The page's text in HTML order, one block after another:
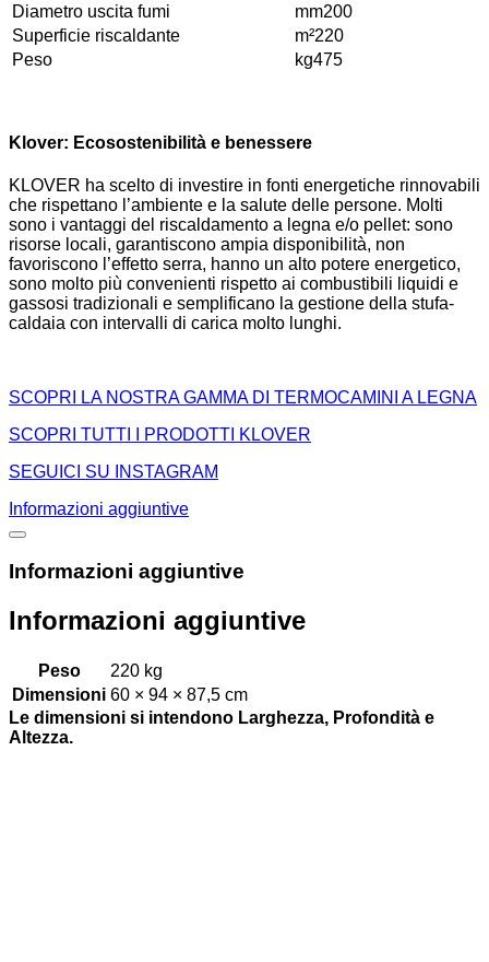
Diametro uscita fumi
mm200
Superficie riscaldante
m²220
Peso
kg475
Klover: Ecosostenibilità e benessere
KLOVER ha scelto di investire in fonti energetiche rinnovabili
che rispettano l’ambiente e la salute delle persone. Molti
sono i vantaggi del riscaldamento a legna e/o pellet: sono
risorse locali, garantiscono ampia disponibilità, non
favoriscono l’effetto serra, hanno un alto potere energetico,
sono molto più convenienti rispetto ai combustibili liquidi e
gassosi tradizionali e semplificano la gestione della stufa-
caldaia con intervalli di carica molto lunghi.
SCOPRI LA NOSTRA GAMMA DI TERMOCAMINI A LEGNA
SCOPRI TUTTI I PRODOTTI KLOVER
SEGUICI SU INSTAGRAM
Informazioni aggiuntive
Informazioni aggiuntive
Informazioni aggiuntive
Peso
220 kg
Dimensioni 60 × 94 × 87,5 cm
Le dimensioni si intendono Larghezza, Profondità e
Altezza.